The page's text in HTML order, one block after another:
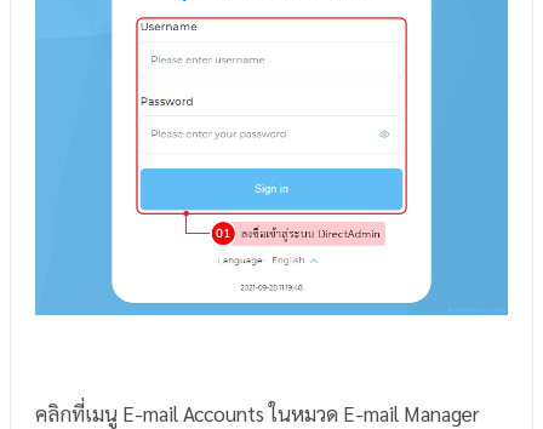
คลิกที่เมนู E-mail Accounts ในหมวด E-mail Manager